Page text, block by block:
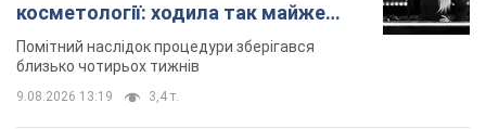
косметології: ходила так майже
місяць
Помітний наслідок процедури зберігався
близько чотирьох тижнів
9.08.2026 13:19 3,4 т.